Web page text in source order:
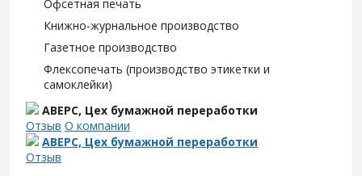
Офсетная печать
Книжно-журнальное производство
Газетное производство
Флексопечать (производство этикетки и
самоклейки)
АВЕРС, Цех бумажной переработки
Отзыв О компании
АВЕРС, Цех бумажной переработки
Отзыв